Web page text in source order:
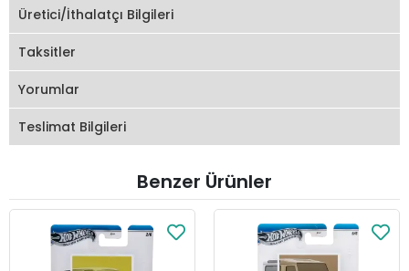
Üretici/İthalatçı Bilgileri
Taksitler
Yorumlar
Teslimat Bilgileri
Benzer Ürünler